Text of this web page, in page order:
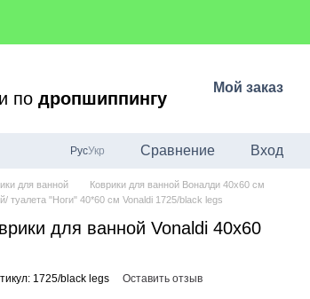
подропшиппингу
Мой заказ
РусУкр Сравнение Вход
для ванной
Коврики для ванной Воналди 40х60 см
туалета "Ноги" 40*60 см Vonaldi 1725/black legs
для ванной Vonaldi 40x60
1725/black legs Оставить отзыв